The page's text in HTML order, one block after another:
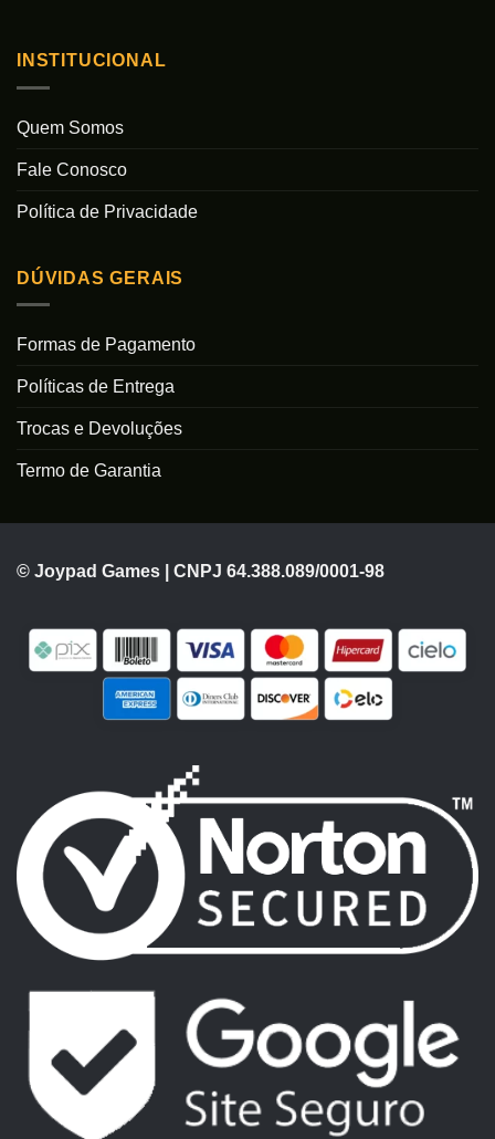
INSTITUCIONAL
Quem Somos
Fale Conosco
Política de Privacidade
DÚVIDAS GERAIS
Formas de Pagamento
Políticas de Entrega
Trocas e Devoluções
Termo de Garantia
© Joypad Games | CNPJ 64.388.089/0001-98